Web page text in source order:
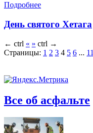
Подробнее
День святого Хетага
← ctrl « » ctrl →
Страницы: 1 2 3 4 5 6 ... 11
Все об асфальте